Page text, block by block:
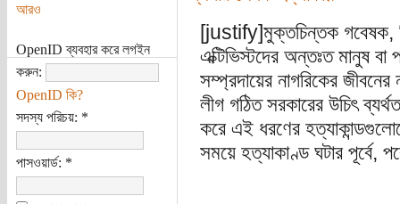
আরও
OpenID ব্যবহার করে লগইন
করুন:
OpenID কি?
সদস্য পরিচয়: *
পাসওয়ার্ড: *
[justify]মুক্তচিন্তক গবেষক,
এক্টিভিস্টদের অন্তঃত মানুষ
সম্প্রদায়ের নাগরিকের
লীগ গঠিত সরকারের উচিৎ
করে এই ধরণের
সময়ে হত্যাকাণ্ড ঘটার পূর্বে,